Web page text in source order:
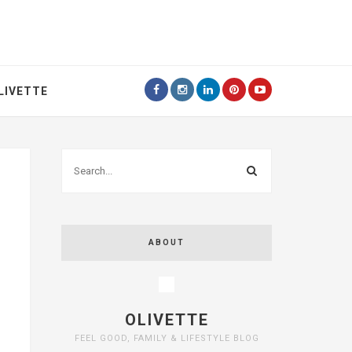
ABOUT
OLIVETTE
FEEL GOOD, FAMILY & LIFESTYLE BLOG